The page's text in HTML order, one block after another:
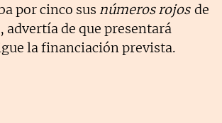
por cinco sus números rojos de
advertía de que presentará
la financiación prevista.